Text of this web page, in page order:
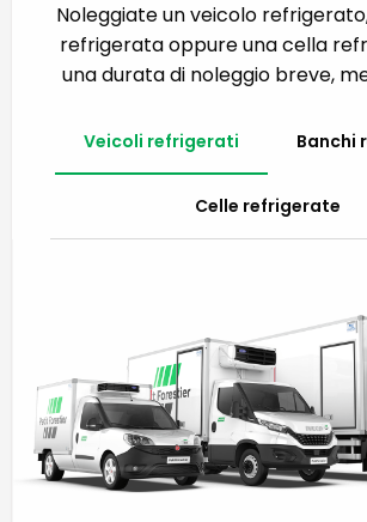
Noleggiate un veicolo
refrigerata oppure una cella
una durata di noleggio breve,
Veicoli refrigerati Banchi
Celle refrigerate